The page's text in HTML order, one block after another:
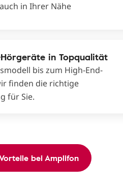
in Ihrer Nähe
in Topqualität
bis zum High-End-
finden die richtige
für Sie.
bei Amplifon